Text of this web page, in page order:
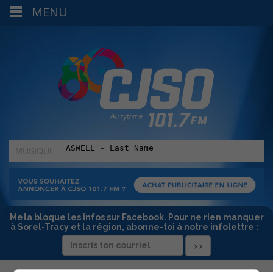
MUSIQUE
:
Meta bloque les infos sur Facebook. Pour ne rien manquer
à Sorel-Tracy et la région, abonne-toi à notre infolettre :
MENU